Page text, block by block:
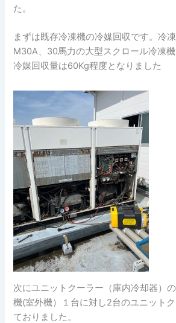
た。
まずは既存冷凍機の冷媒回収です。冷
M30A、30馬力の大型スクロール冷凍機
冷媒回収量は60Kg程度となりました
次にユニットクーラー（庫内冷却器）
機(室外機）１台に対し2台のユニット
ておりました。